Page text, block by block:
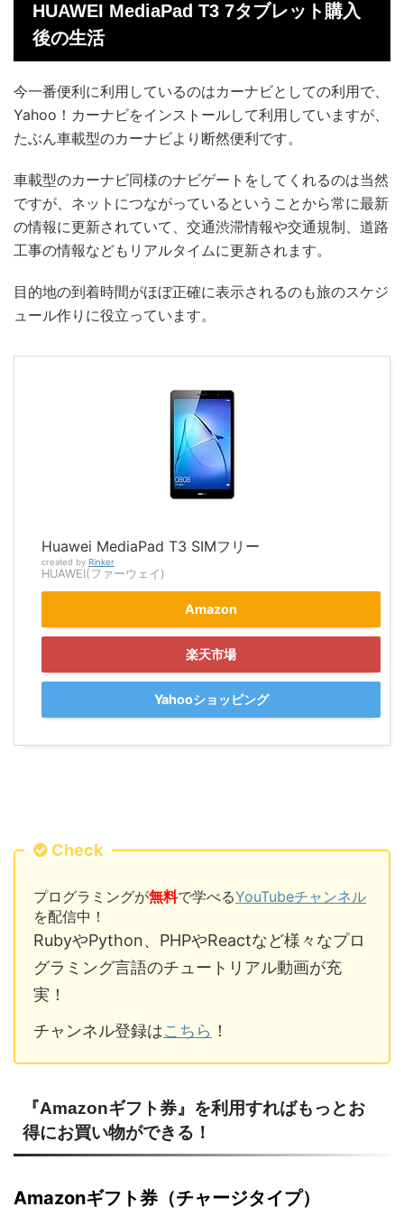
HUAWEI MediaPad T3 7タブレット購入
後の生活
今一番便利に利用しているのはカーナビとしての利用で、
Yahoo！カーナビをインストールして利用していますが、
たぶん車載型のカーナビより断然便利です。
車載型のカーナビ同様のナビゲートをしてくれるのは当然
ですが、ネットにつながっているということから常に最新
の情報に更新されていて、交通渋滞情報や交通規制、道路
工事の情報などもリアルタイムに更新されます。
目的地の到着時間がほぼ正確に表示されるのも旅のスケジ
ュール作りに役立っています。
Huawei MediaPad T3 SIMフリー
created by Rinker
HUAWEI(ファーウェイ)
Amazon
楽天市場
Yahooショッピング
Check
プログラミングが無料で学べるYouTubeチャンネル
を配信中！
RubyやPython、PHPやReactなど様々なプロ
グラミング言語のチュートリアル動画が充
実！
チャンネル登録はこちら ！
『Amazonギフト券』を利用すればもっとお
得にお買い物ができる！
Amazonギフト券（チャージタイプ）